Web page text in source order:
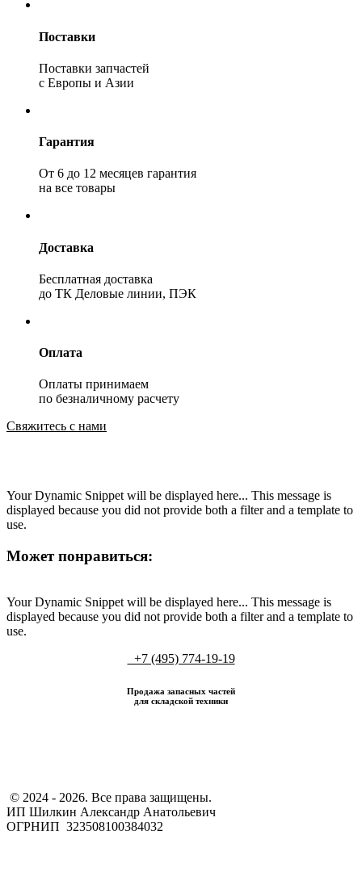
Поставки
Поставки запчастей
с Европы и Азии
Гарантия
От 6 до 12 месяцев гарантия
на все товары
Доставка
Бесплатная доставка
до ТК Деловые линии, ПЭК
Оплата
Оплаты принимаем
по безналичному расчету
Свяжитесь с нами
Your Dynamic Snippet will be displayed here... This message is
displayed because you did not provide both a filter and a template to
use.
Может понравиться:
Your Dynamic Snippet will be displayed here... This message is
displayed because you did not provide both a filter and a template to
use.
+7 (495) 774-19-19
Продажа запасных частей
для складской техники
​ © 2024 - 2026. Все права защищены.
ИП Шилкин Александр Анатольевич
ОГРНИП 323508100384032